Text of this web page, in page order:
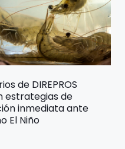
de DIREPROS
estrategias de
inmediata ante
El Niño